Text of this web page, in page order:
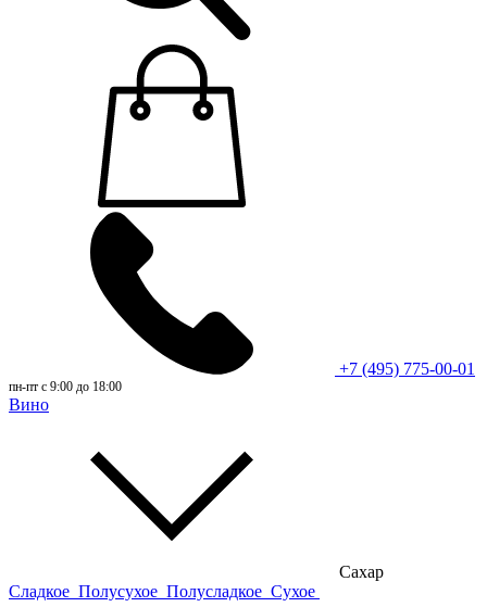
+7 (495) 775-00-01
пн-пт с 9:00 до 18:00
Вино
Сахар
Сладкое Полусухое Полусладкое Сухое